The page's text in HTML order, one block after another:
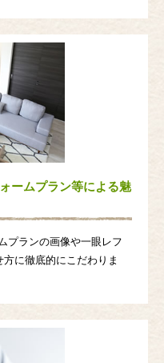
ームプラン等による魅
プランの画像や一眼レフ
に徹底的にこだわりま